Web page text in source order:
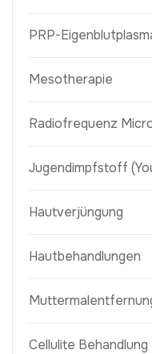
PRP-
Mesotherapie
Radiofrequenz
Jugendimpfstoff
Hautverjüngung
Hautbehandlungen
Cellulite Behandlung